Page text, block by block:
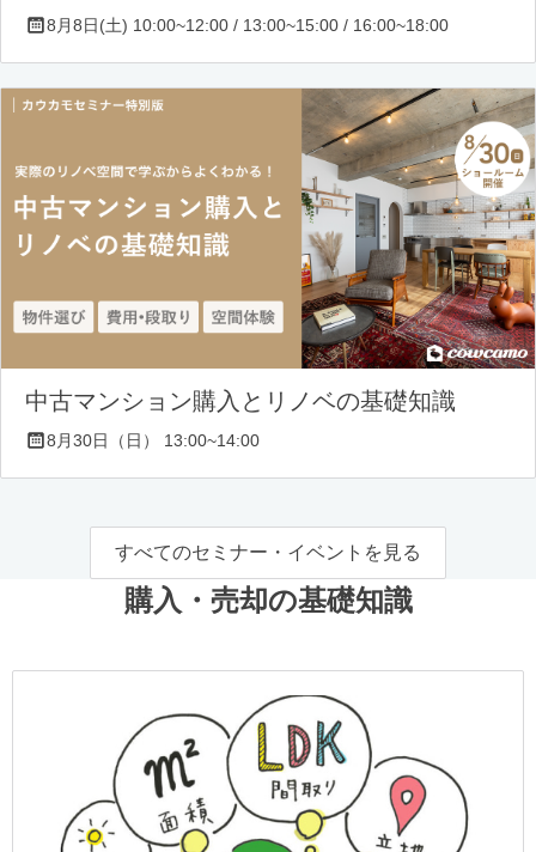
8月8日(土) 10:00~12:00 / 13:00~15:00 / 16:00~18:00
中古マンション購入とリノベの基礎知識
8月30日（日） 13:00~14:00
すべてのセミナー・イベントを見る
購入・売却の基礎知識